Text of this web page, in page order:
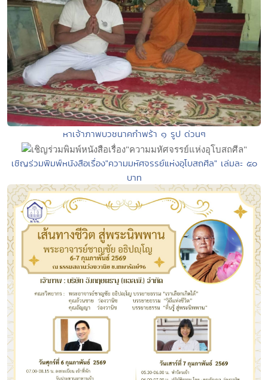
หาเจ้าภาพบวชนาคกำพร้า ๑ รูป ด่วนๆ
เชิญร่วมพิมพ์หนังสือเรื่อง"ความมหัศจรรย์แห่งอุโบสถศีล" เล่มละ ๕๐
บาท